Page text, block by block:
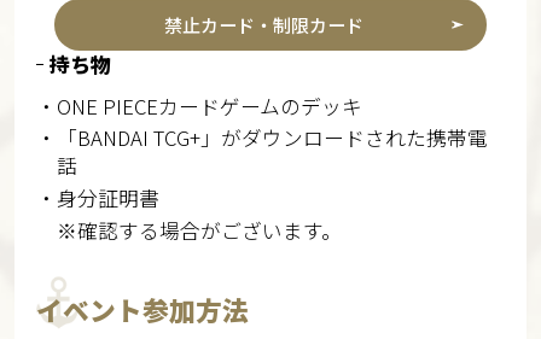
禁止カード・制限カード
持ち物
・ONE PIECEカードゲームのデッキ
・「BANDAI TCG+」がダウンロードされた携帯電
話
・身分証明書
※確認する場合がございます。
イベント参加方法